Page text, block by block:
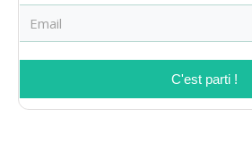
C'est parti !